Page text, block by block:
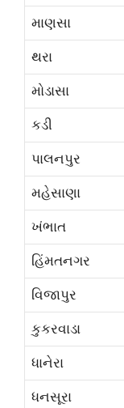
માણસા
થરા
મોડાસા
કડી
પાલનપુર
મહેસાણા
ખંભાત
હિંમતનગર
વિજાપુર
કુકરવાડા
ધાનેરા
ધનસૂરા